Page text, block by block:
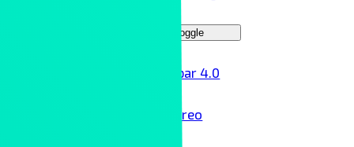
Menu Toggle
Ipar 4.0
Creo